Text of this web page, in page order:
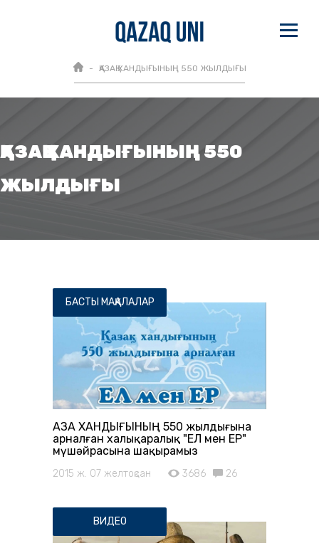
ҚАЗАҚ ХАНДЫҒЫНЫҢ 550 ЖЫЛДЫҒЫ
ҚАЗАҚ ХАНДЫҒЫНЫҢ 550
ЖЫЛДЫҒЫ
БАСТЫ МАҚАЛАЛАР
ҚАЗАҚ ХАНДЫҒЫНЫҢ 550 жылдығына
арналған халықаралық "ЕЛ мен ЕР"
мүшәйрасына шақырамыз
2015 ж. 07 желтоқсан 3686 26
ВИДЕО